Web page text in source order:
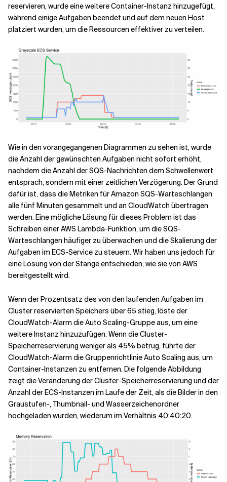
reservieren, wurde eine weitere Container-Instanz hinzugefügt,
während einige Aufgaben beendet und auf dem neuen Host
platziert wurden, um die Ressourcen effektiver zu verteilen.
Wie in den vorangegangenen Diagrammen zu sehen ist, wurde
die Anzahl der gewünschten Aufgaben nicht sofort erhöht,
nachdem die Anzahl der SQS-Nachrichten dem Schwellenwert
entsprach, sondern mit einer zeitlichen Verzögerung. Der Grund
dafür ist, dass die Metriken für Amazon SQS-Warteschlangen
alle fünf Minuten gesammelt und an CloudWatch übertragen
werden. Eine mögliche Lösung für dieses Problem ist das
Schreiben einer AWS Lambda-Funktion, um die SQS-
Warteschlangen häufiger zu überwachen und die Skalierung der
Aufgaben im ECS-Service zu steuern. Wir haben uns jedoch für
eine Lösung von der Stange entschieden, wie sie von AWS
bereitgestellt wird.
Wenn der Prozentsatz des von den laufenden Aufgaben im
Cluster reservierten Speichers über 65 stieg, löste der
CloudWatch-Alarm die Auto Scaling-Gruppe aus, um eine
weitere Instanz hinzuzufügen. Wenn die Cluster-
Speicherreservierung weniger als 45% betrug, führte der
CloudWatch-Alarm die Gruppenrichtlinie Auto Scaling aus, um
Container-Instanzen zu entfernen. Die folgende Abbildung
zeigt die Veränderung der Cluster-Speicherreservierung und der
Anzahl der ECS-Instanzen im Laufe der Zeit, als die Bilder in den
Graustufen-, Thumbnail- und Wasserzeichenordner
hochgeladen wurden, wiederum im Verhältnis 40:40:20.